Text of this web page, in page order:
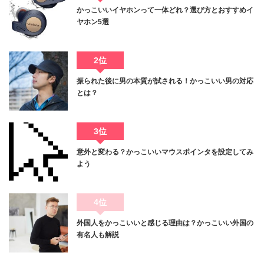
かっこいいイヤホンって一体どれ？選び方とおすすめイ
ヤホン5選
2位
振られた後に男の本質が試される！かっこいい男の対応
とは？
3位
意外と変わる？かっこいいマウスポインタを設定してみ
よう
4位
外国人をかっこいいと感じる理由は？かっこいい外国の
有名人も解説